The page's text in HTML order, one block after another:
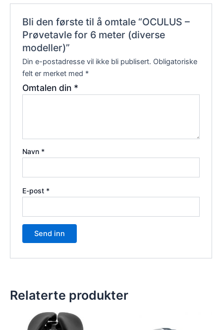
Bli den første til å omtale “OCULUS –
Prøvetavle for 6 meter (diverse
modeller)”
Din e-postadresse vil ikke bli publisert. Obligatoriske
felt er merket med *
Omtalen din *
Navn *
E-post *
Relaterte produkter